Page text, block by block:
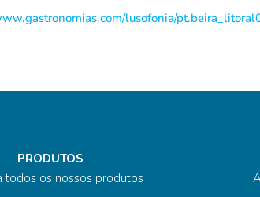
lusofonia/
PRODUTOS
todos os nossos produtos